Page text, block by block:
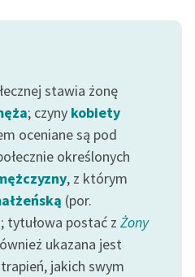
stawia żonę
; czyny kobiety
oceniane są pod
określonych
, z którym
(por.
tytułowa postać z Żony
ukazana jest
jakich swym